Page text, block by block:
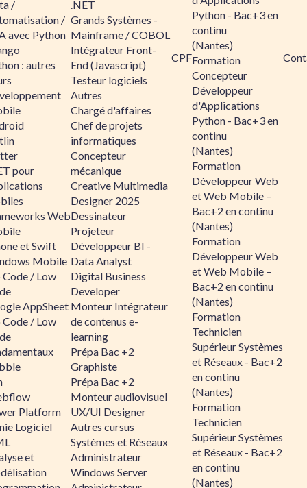
/
/
avec Python
: autres
pour
Web
et Swift
Mobile
/ Low
AppSheet
/ Low
Platform
Logiciel
et
.NET
Grands Systèmes -
Mainframe / COBOL
Intégrateur Front-
End (Javascript)
Testeur logiciels
Autres
Chargé d'affaires
Chef de projets
informatiques
Concepteur
mécanique
Creative Multimedia
Designer 2025
Dessinateur
Projeteur
Développeur BI -
Data Analyst
Digital Business
Developer
Monteur Intégrateur
de contenus e-
learning
Prépa Bac +2
Graphiste
Prépa Bac +2
Monteur audiovisuel
UX/UI Designer
Autres cursus
Systèmes et Réseaux
Administrateur
Windows Server
CPF
Python - Bac+3 en
continu
(Nantes)
Formation
Concepteur
Développeur
d'Applications
Python - Bac+3 en
continu
(Nantes)
Formation
Développeur Web
et Web Mobile –
Bac+2 en continu
(Nantes)
Formation
Développeur Web
et Web Mobile –
Bac+2 en continu
(Nantes)
Formation
Technicien
Supérieur Systèmes
et Réseaux - Bac+2
en continu
(Nantes)
Formation
Technicien
Supérieur Systèmes
et Réseaux - Bac+2
en continu
(Nantes)